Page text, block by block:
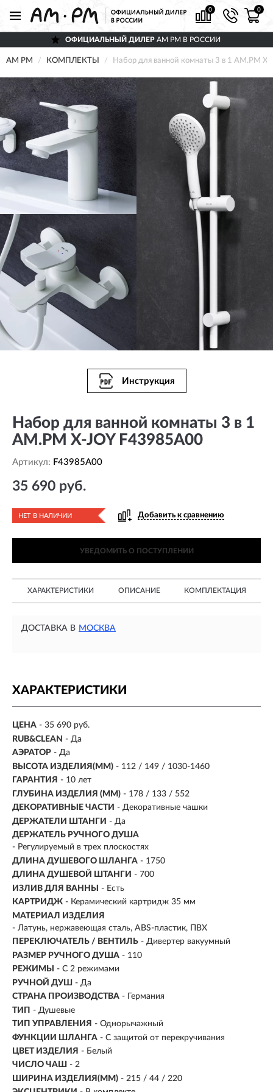
0 0
ОФИЦИАЛЬНЫЙ ДИЛЕР AM PM В РОССИИ
AM PM КОМПЛЕКТЫ Набор для ванной комнаты 3 в 1 AM.PM
Инструкция
Набор для ванной комнаты 3 в 1
AM.PM X-JOY F43985A00
Артикул: F43985A00
35 690 руб.
НЕТ В НАЛИЧИИ Добавить к сравнению
УВЕДОМИТЬ О ПОСТУПЛЕНИИ
ХАРАКТЕРИСТИКИ ОПИСАНИЕ КОМПЛЕКТАЦИЯ
ДОСТАВКА В МОСКВА
ХАРАКТЕРИСТИКИ
ЦЕНА - 35 690 руб.
RUB&CLEAN - Да
АЭРАТОР - Да
ВЫСОТА ИЗДЕЛИЯ(ММ) - 112 / 149 / 1030-1460
ГАРАНТИЯ - 10 лет
ГЛУБИНА ИЗДЕЛИЯ (ММ) - 178 / 133 / 552
ДЕКОРАТИВНЫЕ ЧАСТИ - Декоративные чашки
ДЕРЖАТЕЛИ ШТАНГИ - Да
ДЕРЖАТЕЛЬ РУЧНОГО ДУША
- Регулируемый в трех плоскостях
ДЛИНА ДУШЕВОГО ШЛАНГА - 1750
ДЛИНА ДУШЕВОЙ ШТАНГИ - 700
ИЗЛИВ ДЛЯ ВАННЫ
- Есть
КАРТРИДЖ - Керамический картридж 35 мм
МАТЕРИАЛ ИЗДЕЛИЯ
- Латунь, нержавеющая сталь, ABS-пластик, ПВХ
ПЕРЕКЛЮЧАТЕЛЬ / ВЕНТИЛЬ - Дивертер вакуумный
РАЗМЕР РУЧНОГО ДУША - 110
РЕЖИМЫ
- С 2 режимами
РУЧНОЙ ДУШ - Да
СТРАНА ПРОИЗВОДСТВА - Германия
ТИП - Душевые
ТИП УПРАВЛЕНИЯ - Однорычажный
ФУНКЦИИ ШЛАНГА - С защитой от перекручивания
ЦВЕТ ИЗДЕЛИЯ - Белый
ЧИСЛО ЧАШ - 2
ШИРИНА ИЗДЕЛИЯ(ММ) - 215 / 44 / 220